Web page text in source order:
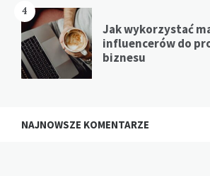
4
Jak wykorzystać
influencerów do
biznesu
NAJNOWSZE KOMENTARZE